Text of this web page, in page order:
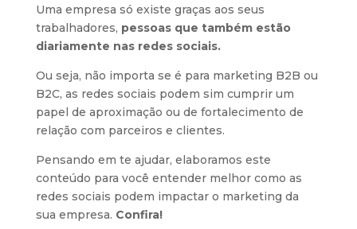
Uma empresa só existe graças aos seus
trabalhadores, pessoas que também estão
diariamente nas redes sociais.
Ou seja, não importa se é para marketing B2B ou
B2C, as redes sociais podem sim cumprir um
papel de aproximação ou de fortalecimento de
relação com parceiros e clientes.
Pensando em te ajudar, elaboramos este
conteúdo para você entender melhor como as
redes sociais podem impactar o marketing da
sua empresa. Confira!